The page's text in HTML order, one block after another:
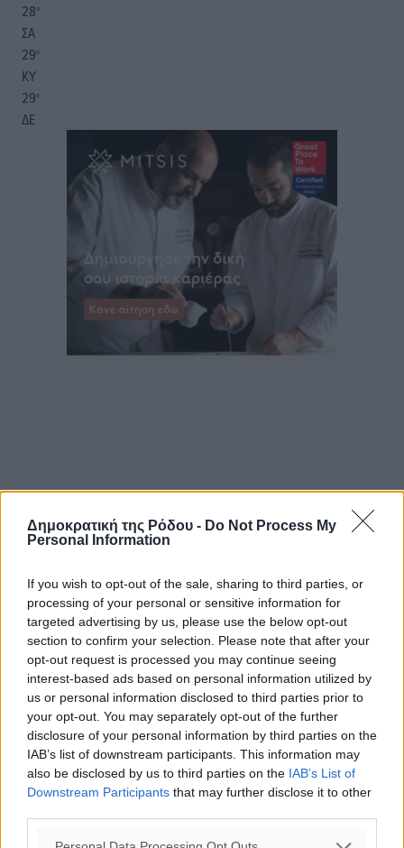
Δημοκρατική της Ρόδου - Do Not Process My
Personal Information
If you wish to opt-out of the sale, sharing to third parties, or
processing of your personal or sensitive information for
targeted advertising by us, please use the below opt-out
section to confirm your selection. Please note that after your
opt-out request is processed you may continue seeing
interest-based ads based on personal information utilized by
us or personal information disclosed to third parties prior to
your opt-out. You may separately opt-out of the further
disclosure of your personal information by third parties on the
IAB’s list of downstream participants. This information may
also be disclosed by us to third parties on the IAB’s List of
Downstream Participants that may further disclose it to other
28°
ΣΑ
29°
ΚΥ
29°
ΔΕ
Ροή ειδήσεων